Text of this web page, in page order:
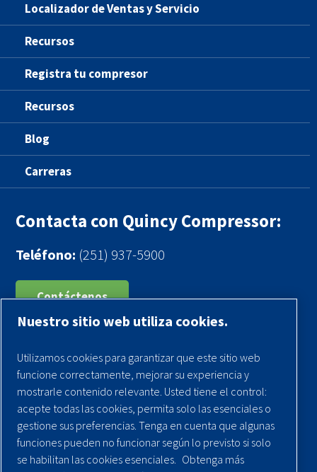
Localizador de Ventas y Servicio
Recursos
Registra tu compresor
Recursos
Blog
Carreras
Contacta con Quincy Compressor:
Teléfono: (251) 937-5900
Contáctenos
Aviso legal
Garantías
Política de privacidad
Términos y Condiciones
Mapa del sitio
Nuestro sitio web utiliza cookies.
Utilizamos cookies para garantizar que este sitio web
funcione correctamente, mejorar su experiencia y
mostrarle contenido relevante. Usted tiene el control:
acepte todas las cookies, permita solo las esenciales o
gestione sus preferencias. Tenga en cuenta que algunas
funciones pueden no funcionar según lo previsto si solo
se habilitan las cookies esenciales. Obtenga más